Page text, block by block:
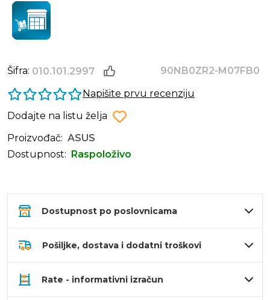
Šifra: 010.101.2997
90NB0ZR2-M07FB0
Napišite prvu recenziju
Dodajte na listu želja
Proizvođač: ASUS
Dostupnost:
Raspoloživo
Dostupnost po poslovnicama
Pošiljke, dostava i dodatni troškovi
Rate - informativni izračun